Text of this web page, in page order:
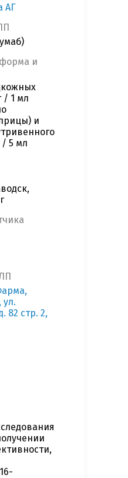
АГ
и
/ 1 мл
и
/ 5 мл
ул.
82 стр. 2,